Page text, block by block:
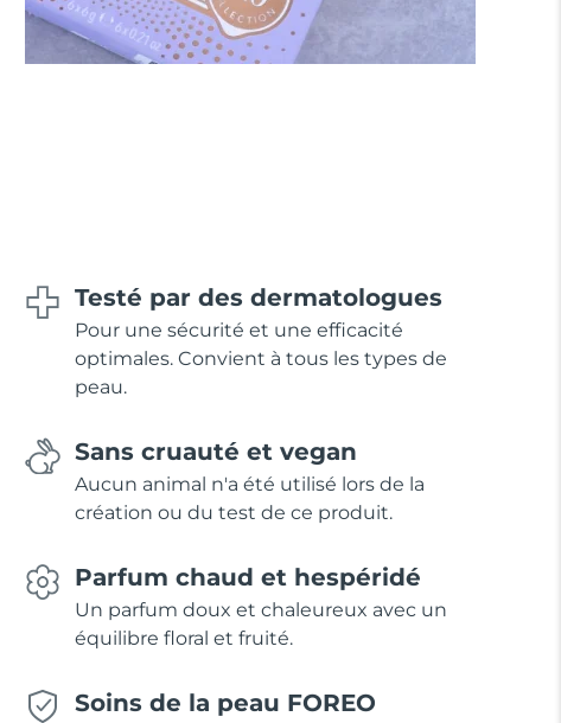
Testé par des dermatologues
Pour une sécurité et une efficacité
optimales. Convient à tous les types de
peau.
Sans cruauté et vegan
Aucun animal n'a été utilisé lors de la
création ou du test de ce produit.
Parfum chaud et hespéridé
Un parfum doux et chaleureux avec un
équilibre floral et fruité.
Soins de la peau FOREO